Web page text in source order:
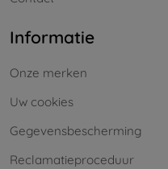
Informatie
Onze merken
Uw cookies
Gegevensbescherming
Reclamatieproceduur